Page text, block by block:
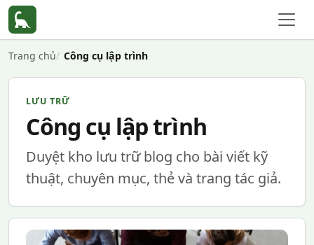
Trang chủ Công cụ lập trình
LƯU TRỮ
Công cụ lập trình
Duyệt kho lưu trữ blog cho bài viết kỹ
thuật, chuyên mục, thẻ và trang tác giả.